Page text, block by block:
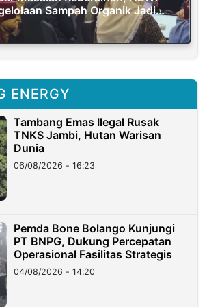
Sampah Organik Jadi
ENERGY
Tambang Emas Ilegal Rusak
TNKS Jambi, Hutan Warisan
Dunia
06/08/2026 - 16:23
Pemda Bone Bolango Kunjungi
PT BNPG, Dukung Percepatan
Operasional Fasilitas Strategis
04/08/2026 - 14:20